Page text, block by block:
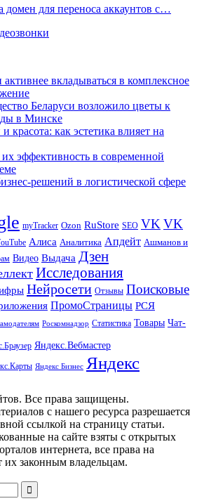
домен для переноса аккаунтов с…
вкладываться в комплексное
Беларуси возложило цветы к
в Минске
красота: как эстетика влияет на
эффективность в современной
решений в логистической сфере
myTracker Ozon RuStore SEO VK VK
Алиса Аналитика Апдейт Ашманов и
Видео Выдача Дзен
Исследования
Нейросети Отзывы Поисковые
ПромоСтраницы РСЯ
Роскомнадзор Статистика Товары Чат-
Яндекс.Вебмастер
Яндекс Бизнес Яндекс
Все права защищены.
с нашего ресурса разрешается
ссылкой на страницу статьи.
на сайте взяты с открытых
интернета, все права на
их законным владельцам.